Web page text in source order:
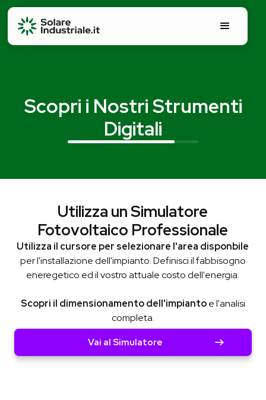
Scopri i Nostri Strumenti
Digitali
Utilizza un Simulatore
Fotovoltaico Professionale
Utilizza il cursore per selezionare l'area disponbile
per l'installazione dell'impianto.Definisci il fabbisogno
eneregetico ed il vostro attuale costo dell'energia.
Scopri il dimensionamento dell'impiantoe l'analisi
completa.
Vai al Simulatore